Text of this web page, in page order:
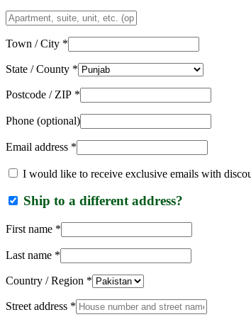
Apartment,
suite,
unit,
Town / City *
State / County *
Postcode / ZIP *
Phone (optional)
Email address *
I would like to receive exclusive emails with
Ship to a different address?
First name *
Last name *
Country / Region *
Street address *